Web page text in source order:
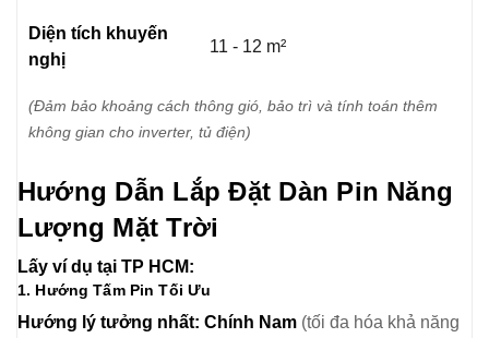
Diện tích khuyến
nghị
11 - 12 m²
(Đảm bảo khoảng cách thông gió, bảo trì và tính toán thêm
không gian cho inverter, tủ điện)
Hướng Dẫn Lắp Đặt Dàn Pin Năng
Lượng Mặt Trời
Lấy ví dụ tại TP HCM:
1. Hướng Tấm Pin Tối Ưu
Hướng lý tưởng nhất: Chính Nam (tối đa hóa khả năng